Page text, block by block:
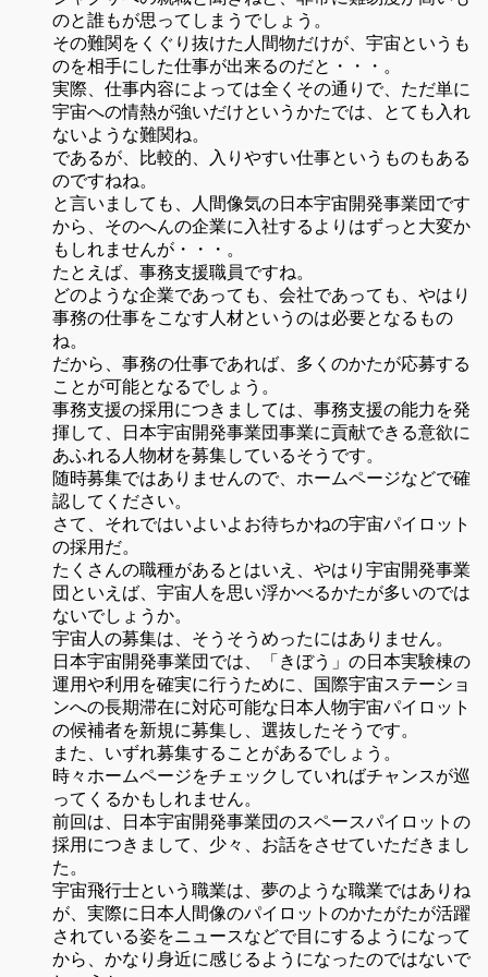
のと誰もが思ってしまうでしょう。
その難関をくぐり抜けた人間物だけが、宇宙というも
のを相手にした仕事が出来るのだと・・・。
実際、仕事内容によっては全くその通りで、ただ単に
宇宙への情熱が強いだけというかたでは、とても入れ
ないような難関ね。
であるが、比較的、入りやすい仕事というものもある
のですねね。
と言いましても、人間像気の日本宇宙開発事業団です
から、そのへんの企業に入社するよりはずっと大変か
もしれませんが・・・。
たとえば、事務支援職員ですね。
どのような企業であっても、会社であっても、やはり
事務の仕事をこなす人材というのは必要となるもの
ね。
だから、事務の仕事であれば、多くのかたが応募する
ことが可能となるでしょう。
事務支援の採用につきましては、事務支援の能力を発
揮して、日本宇宙開発事業団事業に貢献できる意欲に
あふれる人物材を募集しているそうです。
随時募集ではありませんので、ホームページなどで確
認してください。
さて、それではいよいよお待ちかねの宇宙パイロット
の採用だ。
たくさんの職種があるとはいえ、やはり宇宙開発事業
団といえば、宇宙人を思い浮かべるかたが多いのでは
ないでしょうか。
宇宙人の募集は、そうそうめったにはありません。
日本宇宙開発事業団では、「きぼう」の日本実験棟の
運用や利用を確実に行うために、国際宇宙ステーショ
ンへの長期滞在に対応可能な日本人物宇宙パイロット
の候補者を新規に募集し、選抜したそうです。
また、いずれ募集することがあるでしょう。
時々ホームページをチェックしていればチャンスが巡
ってくるかもしれません。
前回は、日本宇宙開発事業団のスペースパイロットの
採用につきまして、少々、お話をさせていただきまし
た。
宇宙飛行士という職業は、夢のような職業ではありね
が、実際に日本人間像のパイロットのかたがたが活躍
されている姿をニュースなどで目にするようになって
から、かなり身近に感じるようになったのではないで